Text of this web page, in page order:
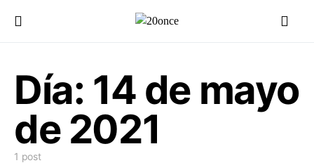
Día: 14 de mayo
de 2021
1 post